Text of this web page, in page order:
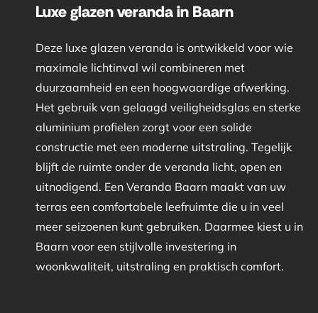
Luxe glazen veranda in Baarn
Deze luxe glazen veranda is ontwikkeld voor wie
maximale lichtinval wil combineren met
duurzaamheid en een hoogwaardige afwerking.
Het gebruik van gelaagd veiligheidsglas en sterke
aluminium profielen zorgt voor een solide
constructie met een moderne uitstraling. Tegelijk
blijft de ruimte onder de veranda licht, open en
uitnodigend. Een Veranda Baarn maakt van uw
terras een comfortabele leefruimte die u in veel
meer seizoenen kunt gebruiken. Daarmee kiest u in
Baarn voor een stijlvolle investering in
woonkwaliteit, uitstraling en praktisch comfort.